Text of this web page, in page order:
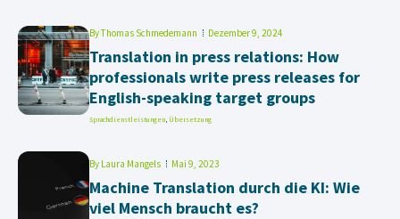
ByThomas Schmedemann Dezember 9, 2024
Translation in press relations: How
professionals write press releases for
English-speaking target groups
Sprachdienstleistungen, Übersetzung
By Laura Mangels Mai 9, 2023
Machine Translation durch die KI: Wie
viel Mensch braucht es?